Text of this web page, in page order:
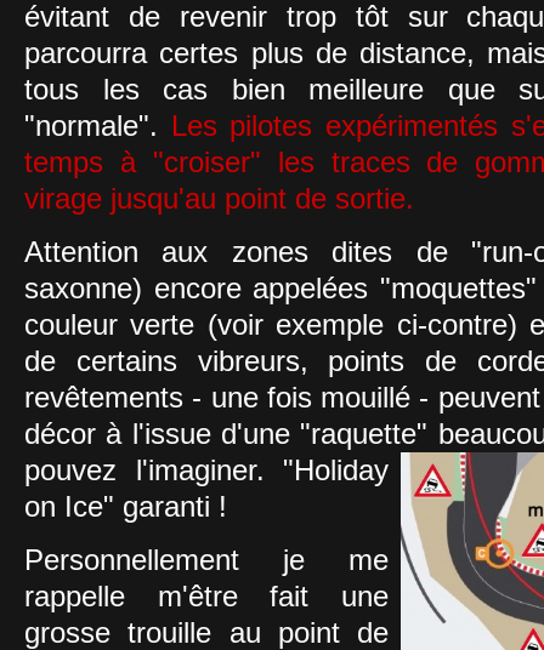
évitant de revenir trop tôt sur
parcourra certes plus de distance,
tous les cas bien meilleure que
"normale". Les pilotes expérimentés
temps à "croiser" les traces de
virage jusqu'au point de sortie.
Attention aux zones dites de "run-
saxonne) encore appelées
couleur verte (voir exemple ci-contre)
de certains vibreurs, points de
revêtements - une fois mouillé -
décor à l'issue d'une "raquette"
pouvez l'imaginer. "Holiday
on Ice" garanti !
Personnellement je me
rappelle m'être fait une
grosse trouille au point de